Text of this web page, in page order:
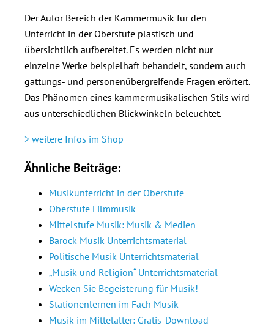
Der Autor Bereich der Kammermusik für den
Unterricht in der Oberstufe plastisch und
übersichtlich aufbereitet. Es werden nicht nur
einzelne Werke beispielhaft behandelt, sondern auch
gattungs- und personenübergreifende Fragen erörtert.
Das Phänomen eines kammermusikalischen Stils wird
aus unterschiedlichen Blickwinkeln beleuchtet.
> weitere Infos im Shop
Ähnliche Beiträge:
Musikunterricht in der Oberstufe
Oberstufe Filmmusik
Mittelstufe Musik: Musik & Medien
Barock Musik Unterrichtsmaterial
Politische Musik Unterrichtsmaterial
„Musik und Religion“ Unterrichtsmaterial
Wecken Sie Begeisterung für Musik!
Stationenlernen im Fach Musik
Musik im Mittelalter: Gratis-Download